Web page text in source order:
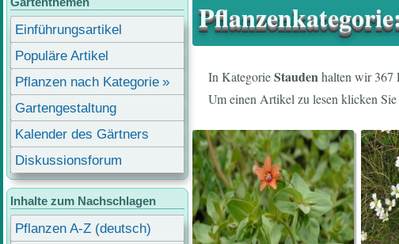
In KategorieStaudenhalten wir 367
Um einen Artikel zu lesen klicken
Einführungsartikel
Populäre Artikel
Pflanzen nach Kategorie
Gartengestaltung
Kalender des Gärtners
Diskussionsforum
Inhalte zum Nachschlagen
Pflanzen A-Z (deutsch)